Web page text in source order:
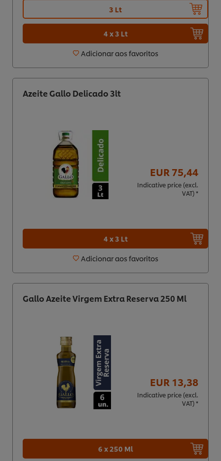
3 Lt
4 x 3 Lt
Adicionar aos favoritos
Azeite Gallo Delicado 3lt
Indicative price (excl.
VAT) *
EUR 75,44
4 x 3 Lt
Adicionar aos favoritos
Gallo Azeite Virgem Extra Reserva 250 Ml
Indicative price (excl.
VAT) *
EUR 13,38
6 x 250 Ml